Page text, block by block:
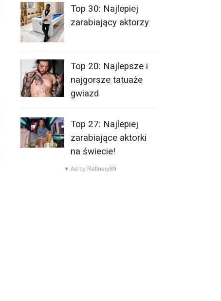
Top 30: Najlepiej
zarabiający aktorzy
Top 20: Najlepsze i
najgorsze tatuaże
gwiazd
Top 27: Najlepiej
zarabiające aktorki
na świecie!
▼ Ad by Refinery89